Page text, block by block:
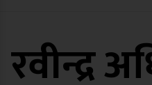
रवीन्द्र